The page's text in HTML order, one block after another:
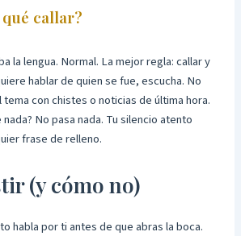
callar?
la lengua. Normal. La mejor regla: callar y
hablar de quien se fue, escucha. No
con chistes o noticias de última hora.
No pasa nada. Tu silencio atento
frase de relleno.
(y cómo no)
habla por ti antes de que abras la boca.